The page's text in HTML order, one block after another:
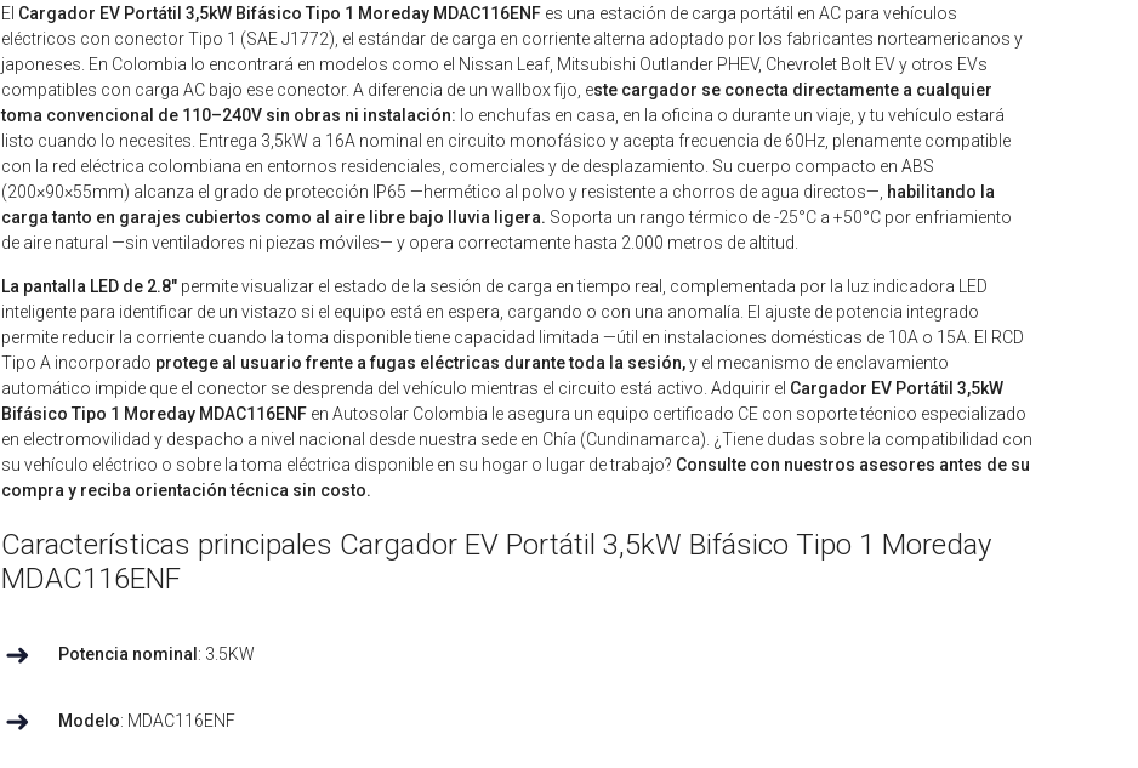
El Cargador EV Portátil 3,5kW Bifásico Tipo 1 Moreday MDAC116ENF es una estación de carga portátil en AC para vehículos
eléctricos con conector Tipo 1 (SAE J1772), el estándar de carga en corriente alterna adoptado por los fabricantes norteamericanos y
japoneses. En Colombia lo encontrará en modelos como el Nissan Leaf, Mitsubishi Outlander PHEV, Chevrolet Bolt EV y otros EVs
compatibles con carga AC bajo ese conector. A diferencia de un wallbox fijo, este cargador se conecta directamente a cualquier
toma convencional de 110–240V sin obras ni instalación: lo enchufas en casa, en la oficina o durante un viaje, y tu vehículo estará
listo cuando lo necesites. Entrega 3,5kW a 16A nominal en circuito monofásico y acepta frecuencia de 60Hz, plenamente compatible
con la red eléctrica colombiana en entornos residenciales, comerciales y de desplazamiento. Su cuerpo compacto en ABS
(200×90×55mm) alcanza el grado de protección IP65 —hermético al polvo y resistente a chorros de agua directos—, habilitando la
carga tanto en garajes cubiertos como al aire libre bajo lluvia ligera. Soporta un rango térmico de -25°C a +50°C por enfriamiento
de aire natural —sin ventiladores ni piezas móviles— y opera correctamente hasta 2.000 metros de altitud.
La pantalla LED de 2.8" permite visualizar el estado de la sesión de carga en tiempo real, complementada por la luz indicadora LED
inteligente para identificar de un vistazo si el equipo está en espera, cargando o con una anomalía. El ajuste de potencia integrado
permite reducir la corriente cuando la toma disponible tiene capacidad limitada —útil en instalaciones domésticas de 10A o 15A. El RCD
Tipo A incorporado protege al usuario frente a fugas eléctricas durante toda la sesión,y el mecanismo de enclavamiento
automático impide que el conector se desprenda del vehículo mientras el circuito está activo. Adquirir el Cargador EV Portátil 3,5kW
Bifásico Tipo 1 Moreday MDAC116ENF en Autosolar Colombia le asegura un equipo certificado CE con soporte técnico especializado
en electromovilidad y despacho a nivel nacional desde nuestra sede en Chía (Cundinamarca). ¿Tiene dudas sobre la compatibilidad con
su vehículo eléctrico o sobre la toma eléctrica disponible en su hogar o lugar de trabajo? Consulte con nuestros asesores antes de su
compra y reciba orientación técnica sin costo.
Características principales Cargador EV Portátil 3,5kW Bifásico Tipo 1 Moreday
MDAC116ENF
➜ Potencia nominal : 3.5KW
➜ Modelo: MDAC116ENF